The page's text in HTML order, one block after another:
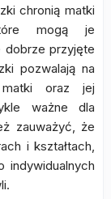
chronią matki
mogą je
dobrze przyjęte
pozwalają na
matki oraz jej
ważne dla
zauważyć, że
i kształtach,